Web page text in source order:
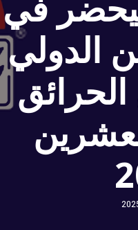
الدولي